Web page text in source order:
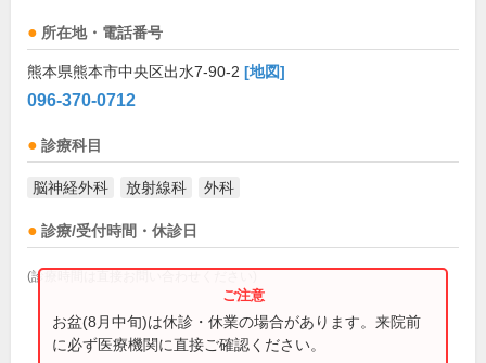
所在地・電話番号
熊本県熊本市中央区出水7-90-2 [地図]
096-370-0712
診療科目
脳神経外科 放射線科 外科
診療/受付時間・休診日
(診療時間は直接お問い合わせください)
お盆(8月中旬)は休診・休業の場合があります。来院前
に必ず医療機関に直接ご確認ください。